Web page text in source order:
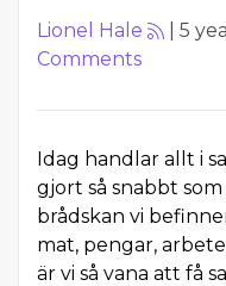
Lionel Hale 5
Comments
Idag handlar allt i
gjort så snabbt
brådskan vi
mat, pengar,
är vi så vana att få